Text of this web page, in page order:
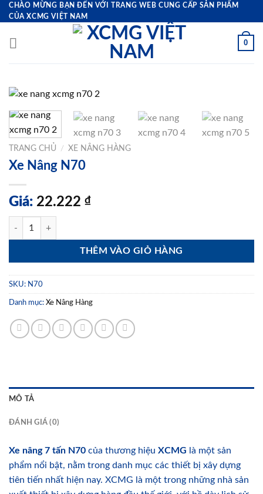
Bỏ
qua
dung
CHÀO MỪNG BẠN ĐẾN VỚI TRANG WEB CUNG CẤP SẢN PHẨM
CỦA XCMG VIỆT NAM
0
TRANG CHỦ / XE NÂNG HÀNG
Xe Nâng N70
Giá: 22.222 ₫
Xe Nâng N70 số lượng
THÊM VÀO GIỎ HÀNG
SKU: N70
Danh mục: Xe Nâng Hàng
MÔ TẢ
ĐÁNH GIÁ (0)
Xe nâng 7 tấn N70 của thương hiệu XCMG là một sản
phẩm nổi bật, nằm trong danh mục các thiết bị xây dựng
tiên tiến nhất hiện nay. XCMG là một trong những nhà sản